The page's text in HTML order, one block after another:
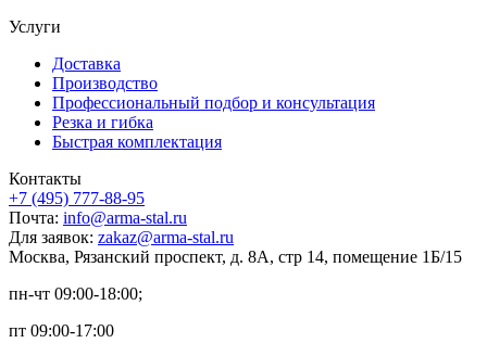
Услуги
Доставка
Производство
Профессиональный подбор и консультация
Резка и гибка
Быстрая комплектация
Контакты
+7 (495) 777-88-95
Почта: info@arma-stal.ru
Для заявок: zakaz@arma-stal.ru
Москва, Рязанский проспект, д. 8А, стр 14, помещение 1Б/15
пн-чт 09:00-18:00;
пт 09:00-17:00